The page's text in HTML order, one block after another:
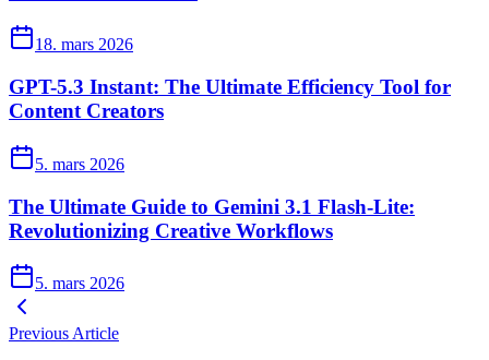
18. mars 2026
GPT-5.3 Instant: The Ultimate Efficiency Tool for
Content Creators
5. mars 2026
The Ultimate Guide to Gemini 3.1 Flash-Lite:
Revolutionizing Creative Workflows
5. mars 2026
Previous Article